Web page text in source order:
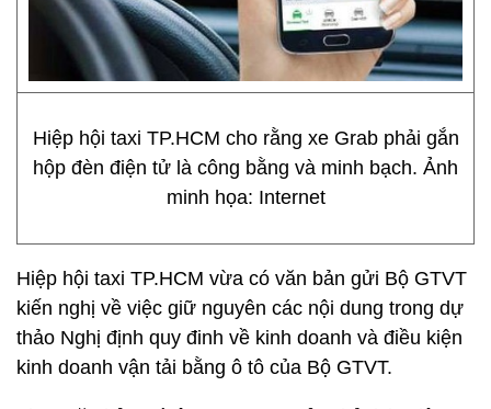
Hiệp hội taxi TP.HCM cho rằng xe Grab phải gắn
hộp đèn điện tử là công bằng và minh bạch. Ảnh
minh họa: Internet
Hiệp hội taxi TP.HCM vừa có văn bản gửi Bộ GTVT
kiến nghị về việc giữ nguyên các nội dung trong dự
thảo Nghị định quy đinh về kinh doanh và điều kiện
kinh doanh vận tải bằng ô tô của Bộ GTVT.